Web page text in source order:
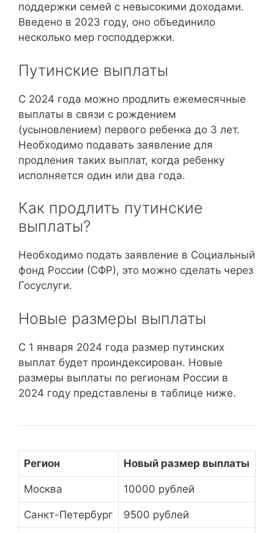
поддержки семей с невысокими доходами.
Введено в 2023 году, оно объединило
несколько мер господдержки.
Путинские выплаты
С 2024 года можно продлить ежемесячные
выплаты в связи с рождением
(усыновлением) первого ребенка до 3 лет.
Необходимо подавать заявление для
продления таких выплат, когда ребенку
исполняется один или два года.
Как продлить путинские
выплаты?
Необходимо подать заявление в Социальный
фонд России (СФР), это можно сделать через
Госуслуги.
Новые размеры выплаты
С 1 января 2024 года размер путинских
выплат будет проиндексирован. Новые
размеры выплаты по регионам России в
2024 году представлены в таблице ниже.
Регион Новый размер выплаты
Москва 10000 рублей
Санкт-Петербург 9500 рублей